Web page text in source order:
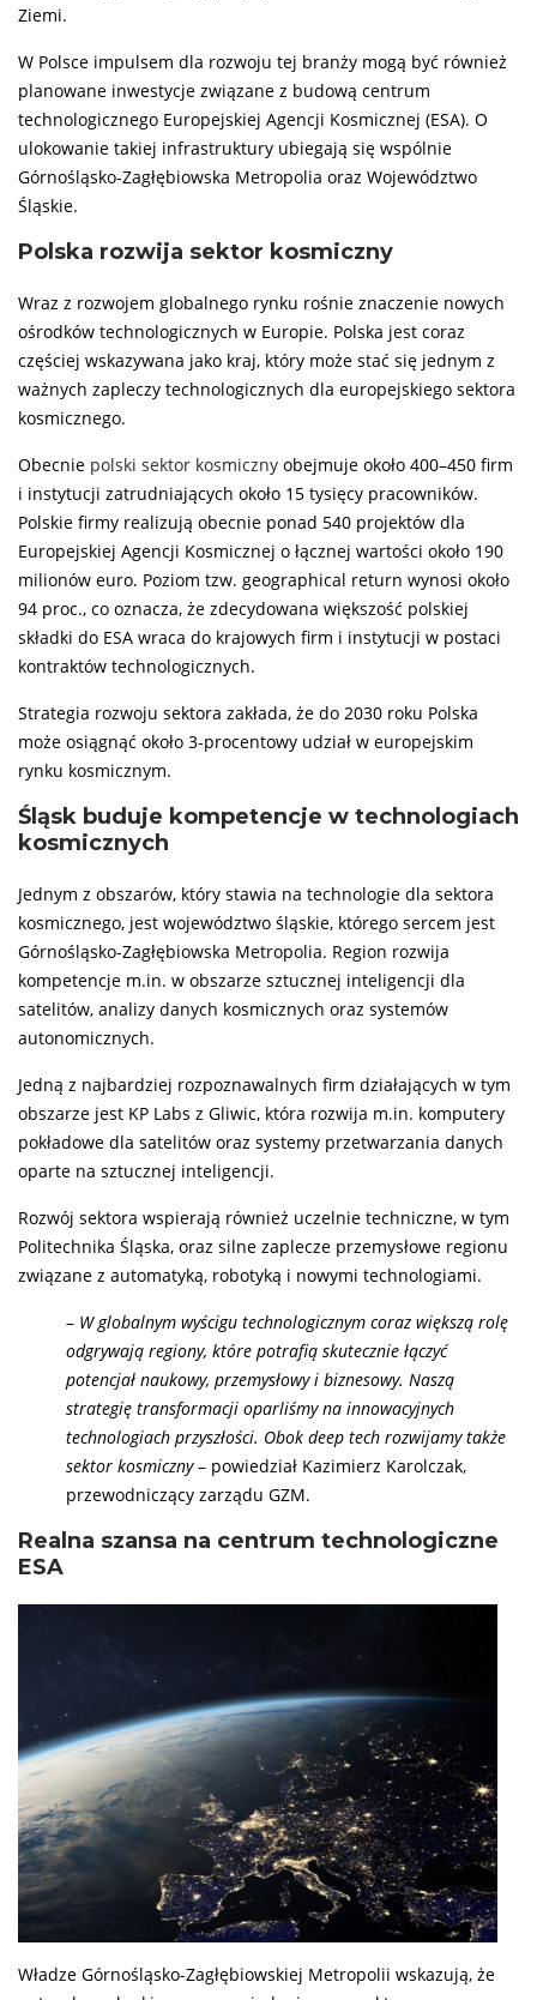
Ziemi.
W Polsce impulsem dla rozwoju tej branży mogą być również
planowane inwestycje związane z budową centrum
technologicznego Europejskiej Agencji Kosmicznej (ESA). O
ulokowanie takiej infrastruktury ubiegają się wspólnie
Górnośląsko-Zagłębiowska Metropolia oraz Województwo
Śląskie.
Polska rozwija sektor kosmiczny
Wraz z rozwojem globalnego rynku rośnie znaczenie nowych
ośrodków technologicznych w Europie. Polska jest coraz
częściej wskazywana jako kraj, który może stać się jednym z
ważnych zapleczy technologicznych dla europejskiego sektora
kosmicznego.
Obecnie polski sektor kosmiczny obejmuje około 400–450 firm
i instytucji zatrudniających około 15 tysięcy pracowników.
Polskie firmy realizują obecnie ponad 540 projektów dla
Europejskiej Agencji Kosmicznej o łącznej wartości około 190
milionów euro. Poziom tzw. geographical return wynosi około
94 proc., co oznacza, że zdecydowana większość polskiej
składki do ESA wraca do krajowych firm i instytucji w postaci
kontraktów technologicznych.
Strategia rozwoju sektora zakłada, że do 2030 roku Polska
może osiągnąć około 3-procentowy udział w europejskim
rynku kosmicznym.
Śląsk buduje kompetencje w technologiach
kosmicznych
Jednym z obszarów, który stawia na technologie dla sektora
kosmicznego, jest województwo śląskie, którego sercem jest
Górnośląsko-Zagłębiowska Metropolia. Region rozwija
kompetencje m.in. w obszarze sztucznej inteligencji dla
satelitów, analizy danych kosmicznych oraz systemów
autonomicznych.
Jedną z najbardziej rozpoznawalnych firm działających w tym
obszarze jest KP Labs z Gliwic, która rozwija m.in. komputery
pokładowe dla satelitów oraz systemy przetwarzania danych
oparte na sztucznej inteligencji.
Rozwój sektora wspierają również uczelnie techniczne, w tym
Politechnika Śląska, oraz silne zaplecze przemysłowe regionu
związane z automatyką, robotyką i nowymi technologiami.
– W globalnym wyścigu technologicznym coraz większą rolę
odgrywają regiony, które potrafią skutecznie łączyć
potencjał naukowy, przemysłowy i biznesowy. Naszą
strategię transformacji oparliśmy na innowacyjnych
technologiach przyszłości. Obok deep tech rozwijamy także
sektor kosmiczny– powiedział Kazimierz Karolczak,
przewodniczący zarządu GZM.
Realna szansa na centrum technologiczne
ESA
Władze Górnośląsko-Zagłębiowskiej Metropolii wskazują, że